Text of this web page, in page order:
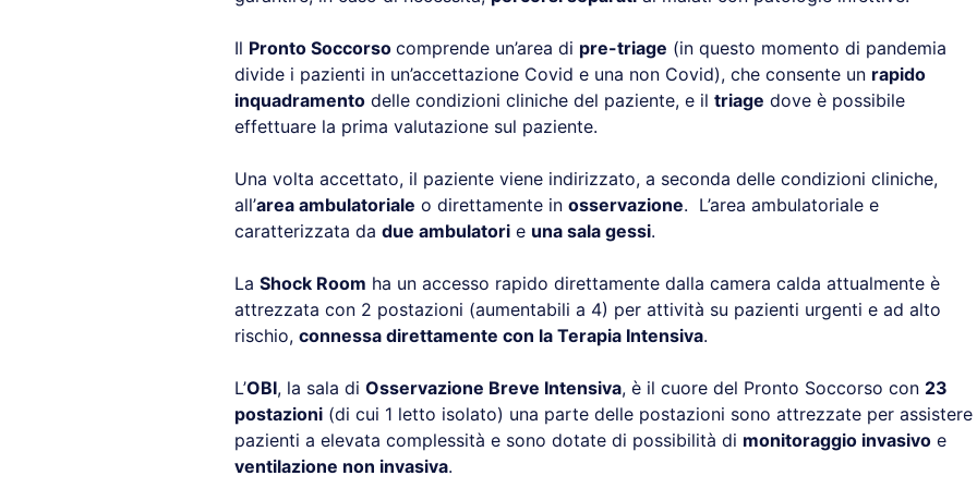
Il Pronto Soccorso comprende un’area di pre-triage (in questo momento di pandemia
divide i pazienti in un’accettazione Covid e una non Covid), che consente un rapido
inquadramentodelle condizioni cliniche del paziente, e il triage dove è possibile
effettuare la prima valutazione sul paziente.
Una volta accettato, il paziente viene indirizzato, a seconda delle condizioni cliniche,
all’area ambulatoriale o direttamente in osservazione. L’area ambulatoriale e
caratterizzata da due ambulatorie una sala gessi.
La Shock Room ha un accesso rapido direttamente dalla camera calda attualmente è
attrezzata con 2 postazioni (aumentabili a 4) per attività su pazienti urgenti e ad alto
rischio, connessa direttamente con la Terapia Intensiva.
L’OBI, la sala di Osservazione Breve Intensiva, è il cuore del Pronto Soccorso con 23
postazioni(di cui 1 letto isolato) una parte delle postazioni sono attrezzate per assistere
pazienti a elevata complessità e sono dotate di possibilità di monitoraggio invasivoe
ventilazione non invasiva.